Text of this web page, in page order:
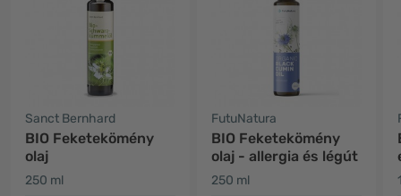
Sanct Bernhard
BIO Feketekömény
olaj
250 ml
FutuNatura
BIO Feketekömény
olaj - allergia és légút
250 ml